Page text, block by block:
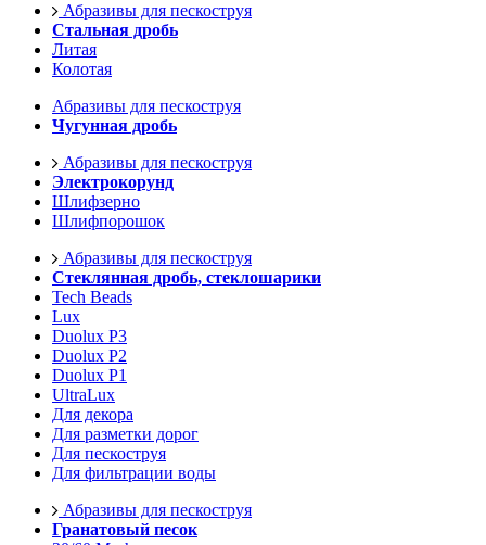
Абразивы для пескоструя
Стальная дробь
Литая
Колотая
Абразивы для пескоструя
Чугунная дробь
Абразивы для пескоструя
Электрокорунд
Шлифзерно
Шлифпорошок
Абразивы для пескоструя
Стеклянная дробь, стеклошарики
Tech Beads
Lux
Duolux P3
Duolux P2
Duolux P1
UltraLux
Для декора
Для разметки дорог
Для пескоструя
Для фильтрации воды
Абразивы для пескоструя
Гранатовый песок